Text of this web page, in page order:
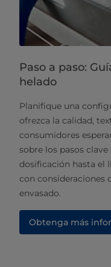
Paso a paso:
helado
Planifique una
ofrezca la calidad,
consumidores
sobre los pasos
dosificación hasta el
con consideraciones
envasado.
Obtenga más